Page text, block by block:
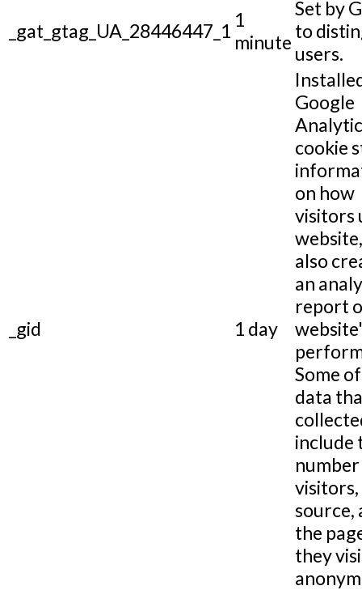
_gat_gtag_UA_28446447_1 1
minute
Set by
to
users.
_gid 1 day
Google
cookie
on how
visitors
also
an
report
Some
data
include
source,
the
they